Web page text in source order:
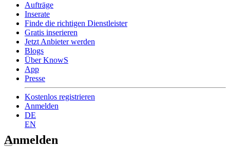
Aufträge
Inserate
Finde die richtigen Dienstleister
Gratis inserieren
Jetzt Anbieter werden
Blogs
Über KnowS
App
Presse
Kostenlos registrieren
Anmelden
DE
EN
Anmelden